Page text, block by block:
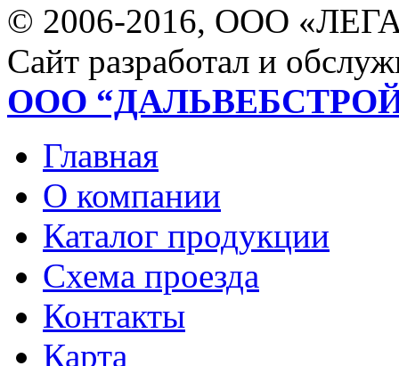
© 2006-2016, ООО
Сайт разработал и
ООО
Главная
О компании
Каталог продукции
Схема проезда
Контакты
Карта